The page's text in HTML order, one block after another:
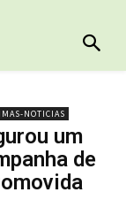
NOTICIAS
um
de